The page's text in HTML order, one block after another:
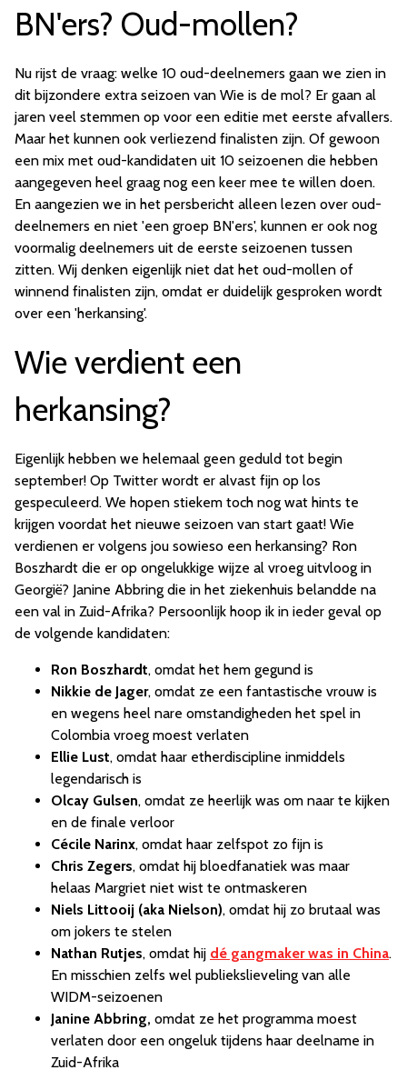
BN'ers? Oud-mollen?
Nu rijst de vraag: welke 10 oud-deelnemers gaan we zien in
dit bijzondere extra seizoen van Wie is de mol? Er gaan al
jaren veel stemmen op voor een editie met eerste afvallers.
Maar het kunnen ook verliezend finalisten zijn. Of gewoon
een mix met oud-kandidaten uit 10 seizoenen die hebben
aangegeven heel graag nog een keer mee te willen doen.
En aangezien we in het persbericht alleen lezen over oud-
deelnemers en niet 'een groep BN'ers', kunnen er ook nog
voormalig deelnemers uit de eerste seizoenen tussen
zitten. Wij denken eigenlijk niet dat het oud-mollen of
winnend finalisten zijn, omdat er duidelijk gesproken wordt
over een 'herkansing'.
Wie verdient een
herkansing?
Eigenlijk hebben we helemaal geen geduld tot begin
september! Op Twitter wordt er alvast fijn op los
gespeculeerd. We hopen stiekem toch nog wat hints te
krijgen voordat het nieuwe seizoen van start gaat! Wie
verdienen er volgens jou sowieso een herkansing? Ron
Boszhardt die er op ongelukkige wijze al vroeg uitvloog in
Georgië? Janine Abbring die in het ziekenhuis belandde na
een val in Zuid-Afrika? Persoonlijk hoop ik in ieder geval op
de volgende kandidaten:
Ron Boszhardt, omdat het hem gegund is
Nikkie de Jager, omdat ze een fantastische vrouw is
en wegens heel nare omstandigheden het spel in
Colombia vroeg moest verlaten
Ellie Lust, omdat haar etherdiscipline inmiddels
legendarisch is
Olcay Gulsen, omdat ze heerlijk was om naar te kijken
en de finale verloor
Cécile Narinx, omdat haar zelfspot zo fijn is
Chris Zegers, omdat hij bloedfanatiek was maar
helaas Margriet niet wist te ontmaskeren
Niels Littooij (aka Nielson), omdat hij zo brutaal was
om jokers te stelen
Nathan Rutjes, omdat hij dé gangmaker was in China.
En misschien zelfs wel publiekslieveling van alle
WIDM-seizoenen
Janine Abbring, omdat ze het programma moest
verlaten door een ongeluk tijdens haar deelname in
Zuid-Afrika